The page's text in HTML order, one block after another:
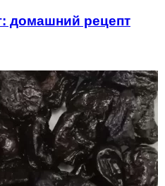
домашний рецепт